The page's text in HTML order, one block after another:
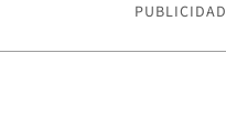
PUBLICIDAD